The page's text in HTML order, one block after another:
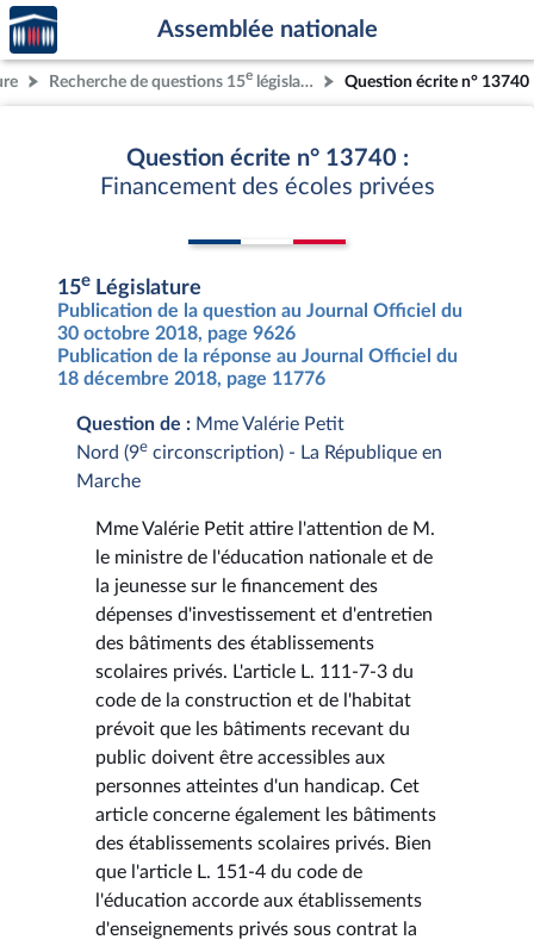
Aller au contenu
Aller en bas de la page
Accèder
à la
page
d'accueil
Assemblée nationale
Recherche de questions 15e législature Question écrite n° 13740
Question écrite n° 13740 :
Financement des écoles privées
15e Législature
Publication de la question au Journal Officiel du
30 octobre 2018, page 9626
Publication de la réponse au Journal Officiel du
18 décembre 2018, page 11776
Question de : Mme Valérie Petit
Nord (9e circonscription) - La République en
Marche
Mme Valérie Petit attire l'attention de M.
le ministre de l'éducation nationale et de
la jeunesse sur le financement des
dépenses d'investissement et d'entretien
des bâtiments des établissements
scolaires privés. L'article L. 111-7-3 du
code de la construction et de l'habitat
prévoit que les bâtiments recevant du
public doivent être accessibles aux
personnes atteintes d'un handicap. Cet
article concerne également les bâtiments
des établissements scolaires privés. Bien
que l'article L. 151-4 du code de
l'éducation accorde aux établissements
d'enseignements privés sous contrat la